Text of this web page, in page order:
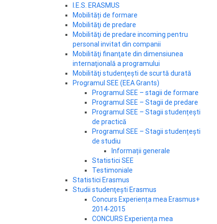
I.E.S. ERASMUS
Mobilități de formare
Mobilităţi de predare
Mobilităţi de predare incoming pentru
personal invitat din companii
Mobilităţi finanţate din dimensiunea
internaţională a programului
Mobilităţi studenţeşti de scurtă durată
Programul SEE (EEA Grants)
Programul SEE – stagii de formare
Programul SEE – Stagii de predare
Programul SEE – Stagii studențești
de practică
Programul SEE – Stagii studențești
de studiu
Informații generale
Statistici SEE
Testimoniale
Statistici Erasmus
Studii studenţeşti Erasmus
Concurs Experiența mea Erasmus+
2014-2015
CONCURS Experiența mea